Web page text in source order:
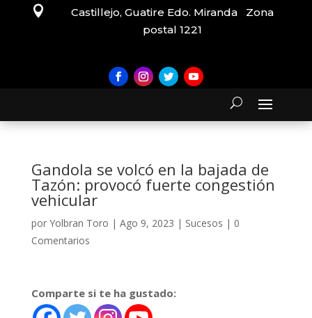

Castillejo, Guatire Edo. Miranda Zona
postal 1221
Gandola se volcó en la bajada de
Tazón: provocó fuerte congestión
vehicular
por Yolbran Toro | Ago 9, 2023 | Sucesos | 0
Comentarios
Comparte si te ha gustado: